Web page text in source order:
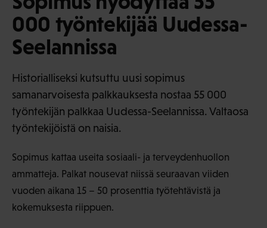
000 työntekijää Uudessa-
Seelannissa
Historialliseksi kutsuttu uusi sopimus
samanarvoisesta palkkauksesta nostaa 55 000
työntekijän palkkaa Uudessa-Seelannissa. Valtaosa
työntekijöistä on naisia.
Sopimus kattaa useita sosiaali- ja terveydenhuollon
ammatteja. Palkat nousevat niissä seuraavan viiden
vuoden aikana 15 – 50 prosenttia työtehtävistä ja
kokemuksesta riippuen.